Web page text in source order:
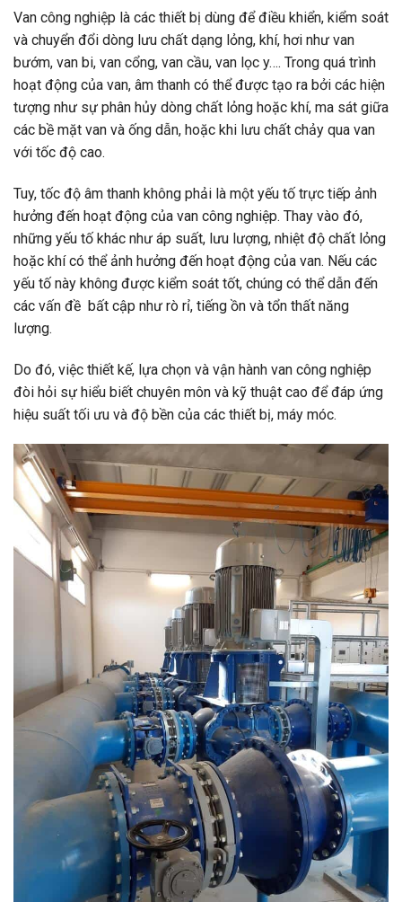
Van công nghiệp là các thiết bị dùng để điều khiển, kiểm soát
và chuyển đổi dòng lưu chất dạng lỏng, khí, hơi như van
bướm, van bi, van cổng, van cầu, van lọc y…. Trong quá trình
hoạt động của van, âm thanh có thể được tạo ra bởi các hiện
tượng như sự phân hủy dòng chất lỏng hoặc khí, ma sát giữa
các bề mặt van và ống dẫn, hoặc khi lưu chất chảy qua van
với tốc độ cao.
Tuy, tốc độ âm thanh không phải là một yếu tố trực tiếp ảnh
hưởng đến hoạt động của van công nghiệp. Thay vào đó,
những yếu tố khác như áp suất, lưu lượng, nhiệt độ chất lỏng
hoặc khí có thể ảnh hưởng đến hoạt động của van. Nếu các
yếu tố này không được kiểm soát tốt, chúng có thể dẫn đến
các vấn đề bất cập như rò rỉ, tiếng ồn và tổn thất năng
lượng.
Do đó, việc thiết kế, lựa chọn và vận hành van công nghiệp
đòi hỏi sự hiểu biết chuyên môn và kỹ thuật cao để đáp ứng
hiệu suất tối ưu và độ bền của các thiết bị, máy móc.